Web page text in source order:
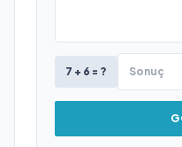
7 + 6 = ?